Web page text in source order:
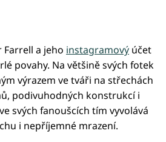
Farrell a jeho instagramový účet
povahy. Na většině svých fotek
výrazem ve tváři na střechách
podivuhodných konstrukcí i
svých fanoušcích tím vyvolává
i nepříjemné mrazení.